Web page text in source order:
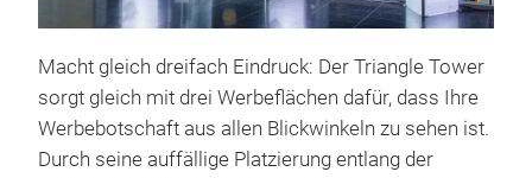
Macht gleich dreifach Eindruck: Der Triangle Tower
sorgt gleich mit drei Werbeflächen dafür, dass Ihre
Werbebotschaft aus allen Blickwinkeln zu sehen ist.
Durch seine auffällige Platzierung entlang der